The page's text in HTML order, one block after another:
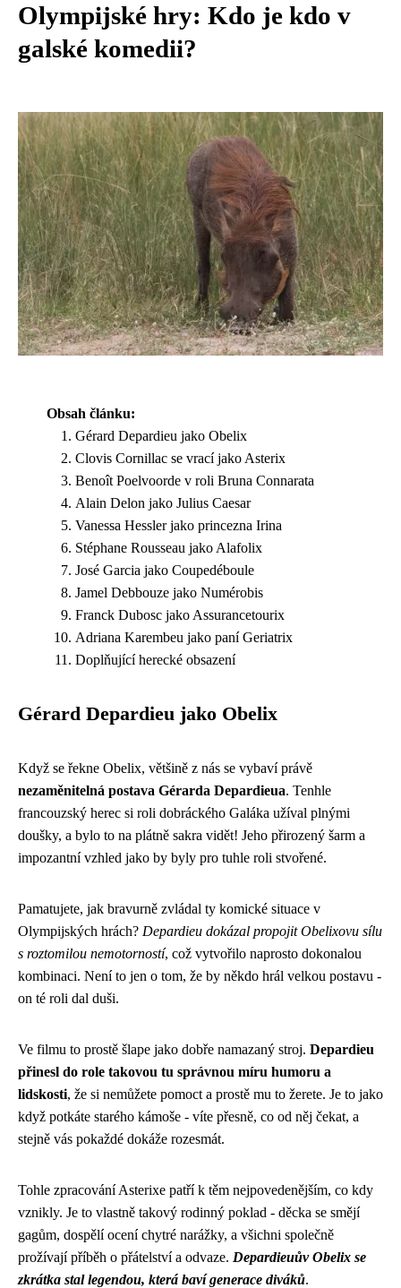
Olympijské hry: Kdo je kdo v
galské komedii?
Obsah článku:
Gérard Depardieu jako Obelix
Clovis Cornillac se vrací jako Asterix
Benoît Poelvoorde v roli Bruna Connarata
Alain Delon jako Julius Caesar
Vanessa Hessler jako princezna Irina
Stéphane Rousseau jako Alafolix
José Garcia jako Coupedéboule
Jamel Debbouze jako Numérobis
Franck Dubosc jako Assurancetourix
Adriana Karembeu jako paní Geriatrix
Doplňující herecké obsazení
Gérard Depardieu jako Obelix
Když se řekne Obelix, většině z nás se vybaví právě
nezaměnitelná postava Gérarda Depardieua. Tenhle
francouzský herec si roli dobráckého Galáka užíval plnými
doušky, a bylo to na plátně sakra vidět! Jeho přirozený šarm a
impozantní vzhled jako by byly pro tuhle roli stvořené.
Pamatujete, jak bravurně zvládal ty komické situace v
Olympijských hrách? Depardieu dokázal propojit Obelixovu sílu
s roztomilou nemotorností, což vytvořilo naprosto dokonalou
kombinaci. Není to jen o tom, že by někdo hrál velkou postavu -
on té roli dal duši.
Ve filmu to prostě šlape jako dobře namazaný stroj. Depardieu
přinesl do role takovou tu správnou míru humoru a
lidskosti, že si nemůžete pomoct a prostě mu to žerete. Je to jako
když potkáte starého kámoše - víte přesně, co od něj čekat, a
stejně vás pokaždé dokáže rozesmát.
Tohle zpracování Asterixe patří k těm nejpovedenějším, co kdy
vznikly. Je to vlastně takový rodinný poklad - děcka se smějí
gagům, dospělí ocení chytré narážky, a všichni společně
prožívají příběh o přátelství a odvaze. Depardieuův Obelix se
zkrátka stal legendou, která baví generace diváků.